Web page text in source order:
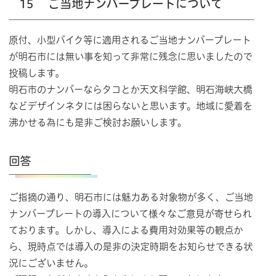
15 ご当地ナンバープレートについて
原付、小型バイク等に適用されるご当地ナンバープレート
が明石市には無い事を知って非常に残念に思いましたので
投稿します。
明石市のナンバーならタコとか天文科学館、明石海峡大橋
などデザインネタには困らないと思います。地域に愛着を
沸かせる為にも是非ご検討お願いします。
回答
ご指摘の通り、明石市には魅力ある対象物が多く、ご当地
ナンバープレートの導入について様々なご意見が寄せられ
ております。しかし、導入による費用対効果等の観点か
ら、現時点では導入の是非の決定時期をお知らせできる状
況にございません。